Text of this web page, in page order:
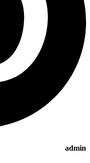
admin